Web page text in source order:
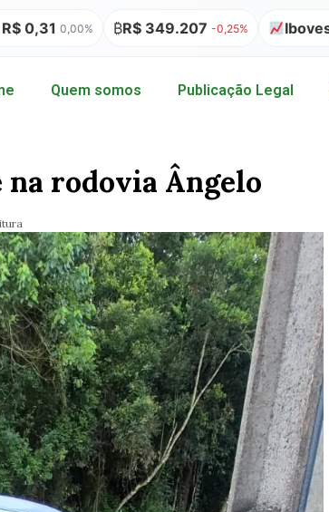
₿R$ 349.207 -0,25% Ibovespa 172.513,42
Quem somos Publicação Legal
rodovia Ângelo